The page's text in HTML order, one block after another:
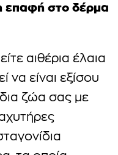
επαφή στο δέρμα
αιθέρια έλαια
να είναι εξίσου
ζώα σας με